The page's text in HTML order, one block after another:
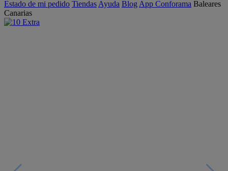
Estado de mi pedido Tiendas Ayuda Blog App Conforama Baleares
Canarias